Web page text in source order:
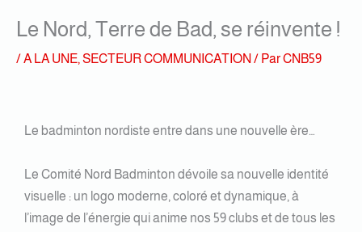
Le Nord, Terre de Bad, se réinvente !
/A LA UNE,SECTEUR COMMUNICATION / ParCNB59
Le badminton nordiste entre dans une nouvelle ère…
Le Comité Nord Badminton dévoile sa nouvelle identité
visuelle : un logo moderne, coloré et dynamique, à
l’image de l’énergie qui anime nos 59 clubs et de tous les